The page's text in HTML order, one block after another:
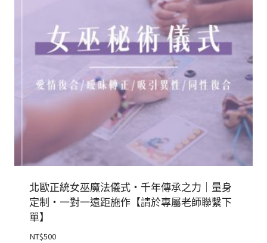
北歐正統女巫魔法儀式・千年傳承之力｜量身
定制・一對一遠距施作【請於專屬老師聯繫下
單】
NT$500